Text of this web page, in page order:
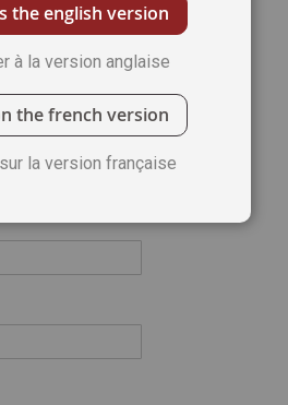
the english version
à la version anglaise
the french version
la version française